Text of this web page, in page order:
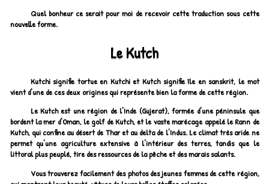
Quel bonheur ce serait pour moi de recevoir cette traduction sous cette
nouvelle forme.
Le Kutch
Kutchi signifie tortue en Kutchi et Kutch signifie île en sanskrit, le mot
vient d'une de ces deux origines qui représente bien la forme de cette région.
Le Kutch est une région de l'Inde (Gujerat), formée d'une péninsule que
bordent la mer d'Oman, le golf de Kutch, et le vaste marécage appelé le Rann de
Kutch, qui confine au désert de Thar et au delta de l'Indus. Le climat très aride ne
permet qu'une agriculture extensive à l'intérieur des terres, tandis que le
littoral plus peuplé, tire des ressources de la pêche et des marais salants.
Vous trouverez facilement des photos des jeunes femmes de cette région,